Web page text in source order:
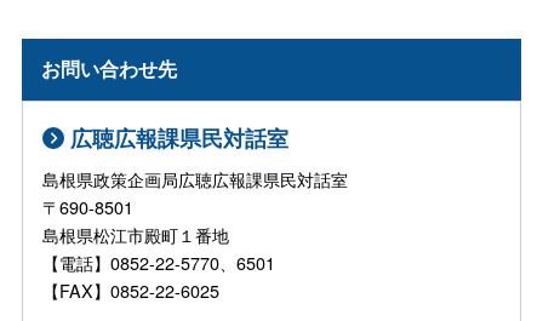
お問い合わせ先
広聴広報課県民対話室
島根県政策企画局広聴広報課県民対話室
〒690-8501
島根県松江市殿町１番地
【電話】0852-22-5770、6501
【FAX】0852-22-6025